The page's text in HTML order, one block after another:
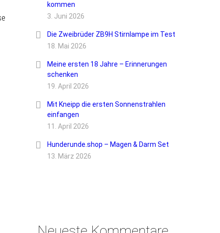
kommen
3. Juni 2026
Die Zweibrüder ZB9H Stirnlampe im Test
18. Mai 2026
Meine ersten 18 Jahre – Erinnerungen
schenken
19. April 2026
Mit Kneipp die ersten Sonnenstrahlen
einfangen
11. April 2026
Hunderunde.shop – Magen & Darm Set
13. März 2026